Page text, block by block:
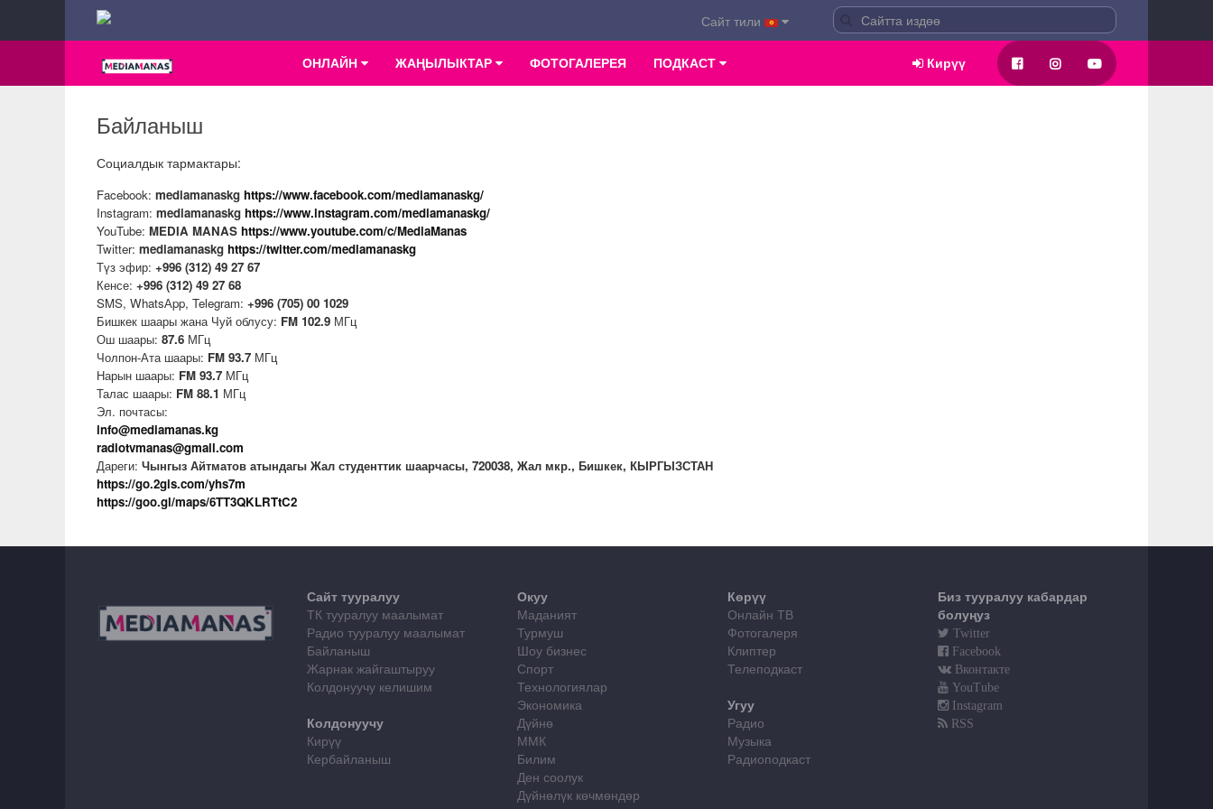
Сайт тили
ОНЛАЙН ЖАҢЫЛЫКТАР ФОТОГАЛЕРЕЯ ПОДКАСТ Кирүү
Байланыш
Социалдык тармактары:
Facebook: mediamanaskg https://www.facebook.com/mediamanaskg/
Instagram: mediamanaskg https://www.instagram.com/mediamanaskg/
YouTube: MEDIA MANAS https://www.youtube.com/c/MediaManas
Twitter: mediamanaskg https://twitter.com/mediamanaskg
Түз эфир: +996 (312) 49 27 67
Кенсе: +996 (312) 49 27 68
SMS, WhatsАpp, Telegram: +996 (705) 00 1029
Бишкек шаары жана Чуй облусу: FM 102.9 МГц
Ош шаары: 87.6 МГц
Чолпон-Ата шаары: FM 93.7 МГц
Нарын шаары: FM 93.7 МГц
Талас шаары: FM 88.1 МГц
Эл. почтасы:
info@mediamanas.kg
radiotvmanas@gmail.com
Дареги: Чынгыз Айтматов атындагы Жал студенттик шаарчасы, 720038, Жал мкр., Бишкек, КЫРГЫЗСТАН
https://go.2gis.com/yhs7m
https://goo.gl/maps/6TT3QKLRTtC2
Сайт тууралуу
ТК тууралуу маалымат
Радио тууралуу маалымат
Байланыш
Жарнак жайгаштыруу
Колдонуучу келишим
Колдонуучу
Кирүү
Кербайланыш
Окуу
Маданият
Турмуш
Шоу бизнес
Спорт
Технологиялар
Экономика
Дүйнө
ММК
Билим
Ден соолук
Дүйнөлүк көчмөндөр
Көрүү
Онлайн ТВ
Фотогалеря
Клиптер
Телеподкаст
Угуу
Радио
Музыка
Радиоподкаст
Биз тууралуу кабардар
болуңуз
Twitter
Facebook
Вконтакте
YouTube
Instagram
RSS